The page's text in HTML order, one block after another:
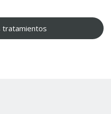
tratamientos